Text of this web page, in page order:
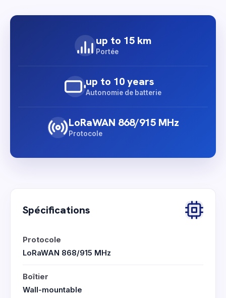
up to 15 km
Portée
up to 10 years
Autonomie de batterie
LoRaWAN 868/915 MHz
Protocole
Spécifications
Protocole
LoRaWAN 868/915 MHz
Boîtier
Wall-mountable